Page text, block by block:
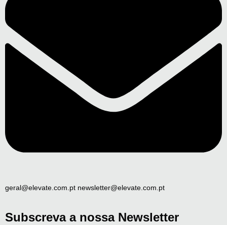
geral@elevate.com.pt newsletter@elevate.com.pt
Subscreva a nossa Newsletter